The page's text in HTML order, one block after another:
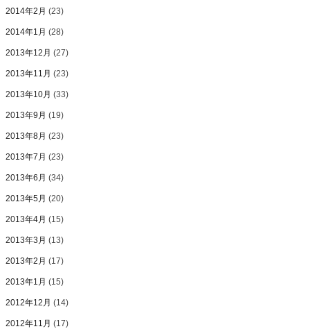
2014年2月 (23)
2014年1月 (28)
2013年12月 (27)
2013年11月 (23)
2013年10月 (33)
2013年9月 (19)
2013年8月 (23)
2013年7月 (23)
2013年6月 (34)
2013年5月 (20)
2013年4月 (15)
2013年3月 (13)
2013年2月 (17)
2013年1月 (15)
2012年12月 (14)
2012年11月 (17)